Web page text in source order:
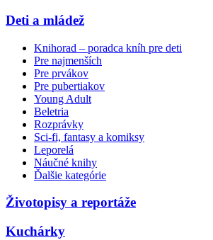
Deti a mládež
Knihorad – poradca kníh pre deti
Pre najmenších
Pre prvákov
Pre pubertiakov
Young Adult
Beletria
Rozprávky
Sci-fi, fantasy a komiksy
Leporelá
Náučné knihy
Ďalšie kategórie
Životopisy a reportáže
Kuchárky